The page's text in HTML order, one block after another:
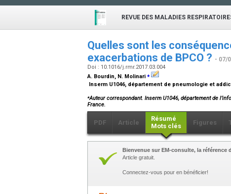
REVUE DES MALADIES
Quelles sont les
exacerbations de BPCO ? - 07/
Doi : 10.1016/j.rmr.2017.03.004
A. Bourdin, N. Molinari ⁎
Inserm U1046, département de pneumologie et
⁎Auteur correspondant. Inserm U1046, département de
France.
PDF Article
Résumé
Mots clés
Figures
Bienvenue sur EM-consulte, la référence
Article gratuit.
Connectez-vous pour en bénéficier!